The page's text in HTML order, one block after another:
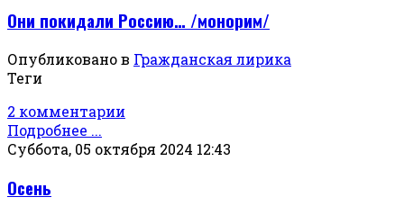
Они покидали Россию… /монорим/
Опубликовано в Гражданская лирика
Теги
2 комментарии
Подробнее ...
Суббота, 05 октября 2024 12:43
Осень